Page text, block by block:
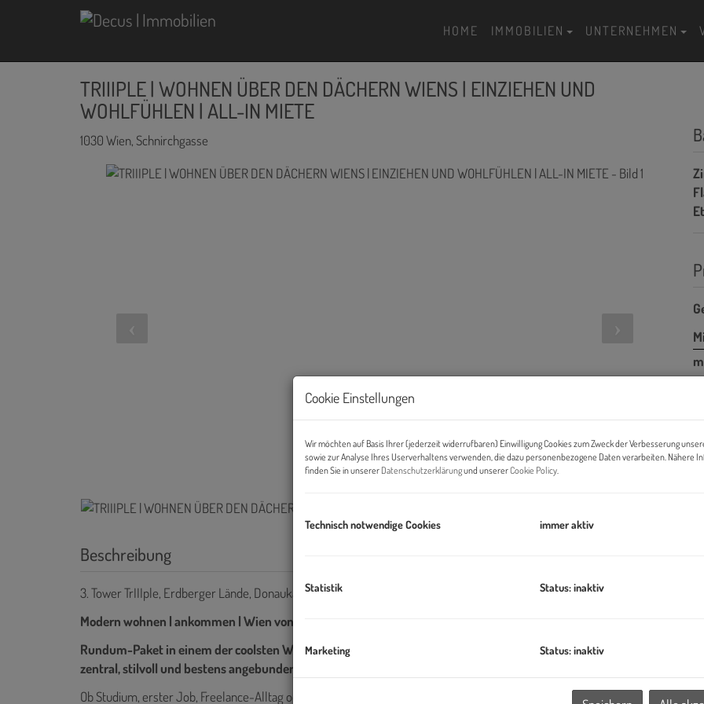
HOME IMMOBILIEN UNTERNEHMEN
TRIIIPLE | WOHNEN ÜBER DEN DÄCHERN WIENS | EINZIEHEN UND
WOHLFÜHLEN | ALL-IN MIETE
1030 Wien, Schnirchgasse
Beschreibung
3. Tower TrIIIple, Erdberger Lände, Donaukanal
Modern wohnen | ankommen | Wien von oben erleben
Rundum-Paket in einem der coolsten Wohnprojekte Wiens - Ihr modernes Zuhause im 3. Bezirk wartet –
zentral, stilvoll und bestens angebunden
Ob Studium, erster Job, Freelance-Alltag oder ein neuer Lebensabschnitt in Wien: Mitten in Wien-Landstraße, nahe
Cookie Einstellungen
Wir möchten auf Basis Ihrer (jederzeit widerrufbaren) Einwilligung Cookies zum Zweck der Verbesserung
sowie zur Analyse Ihres Userverhaltens verwenden, die dazu personenbezogene Daten verarbeiten. Nähere
finden Sie in unserer Datenschutzerklärungund unsererCookie Policy.
Technisch notwendige Cookies immer aktiv
Statistik Status: inaktiv
Marketing Status: inaktiv